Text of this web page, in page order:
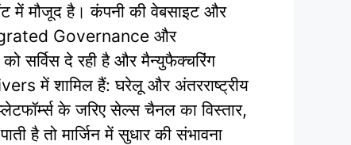
में मौजूद है। कंपनी की वेबसाइट और
Governance और
दे रही है और मैन्युफैक्चरिंग
में शामिल हैं: घरेलू और अंतरराष्ट्रीय
के जरिए सेल्स चैनल का विस्तार,
तो मार्जिन में सुधार की संभावना